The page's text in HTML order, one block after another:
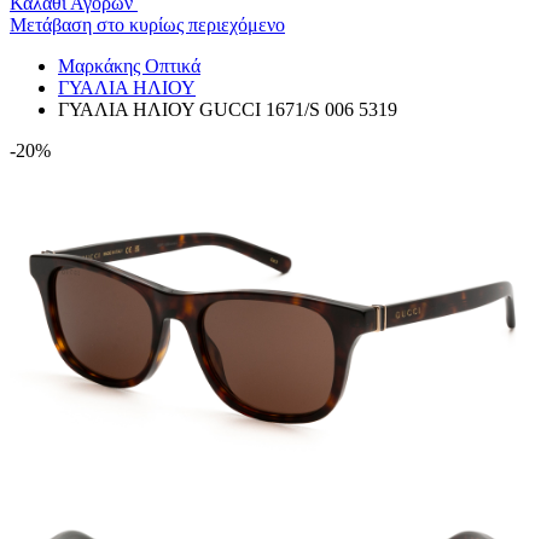
Μετάβαση στο κυρίως περιεχόμενο
Μαρκάκης Οπτικά
ΓΥΑΛΙΑ ΗΛΙΟΥ
ΓΥΑΛΙΑ ΗΛΙΟΥ GUCCI 1671/S 006 5319
-20%